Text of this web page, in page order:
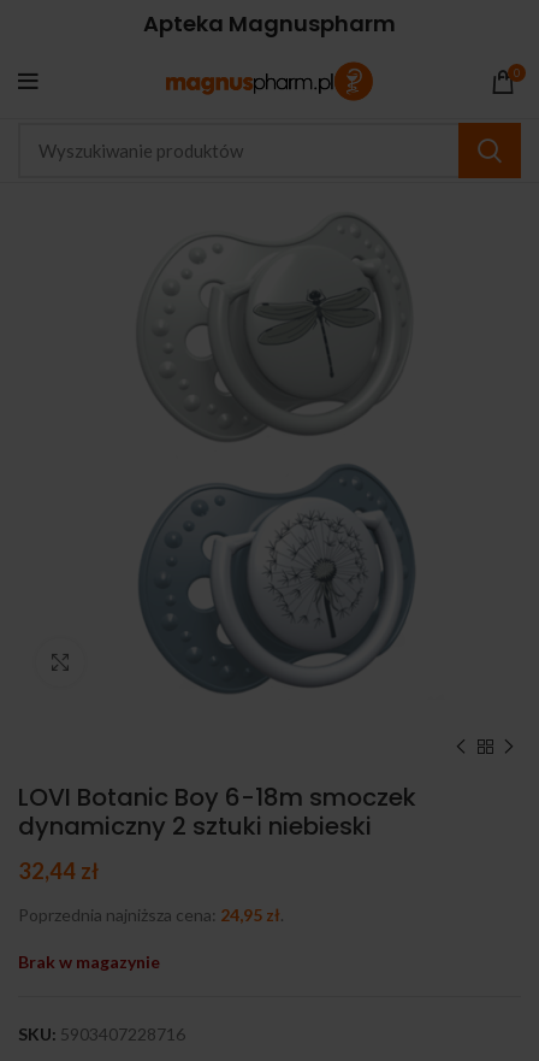
Apteka Magnuspharm
0
Kliknij, aby powiększyć
LOVI Botanic Boy 6-18m smoczek
dynamiczny 2 sztuki niebieski
32,44 zł
Poprzednia najniższa cena: 24,95 zł.
Brak w magazynie
SKU: 5903407228716